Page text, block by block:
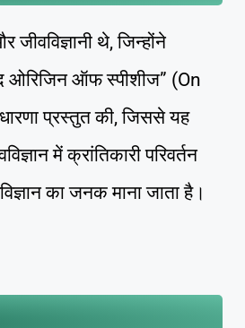
थे, जिन्होंने
ओरिजिन ऑफ स्पीशीज” (On
प्रस्तुत की, जिससे यह
में क्रांतिकारी परिवर्तन
का जनक माना जाता है।